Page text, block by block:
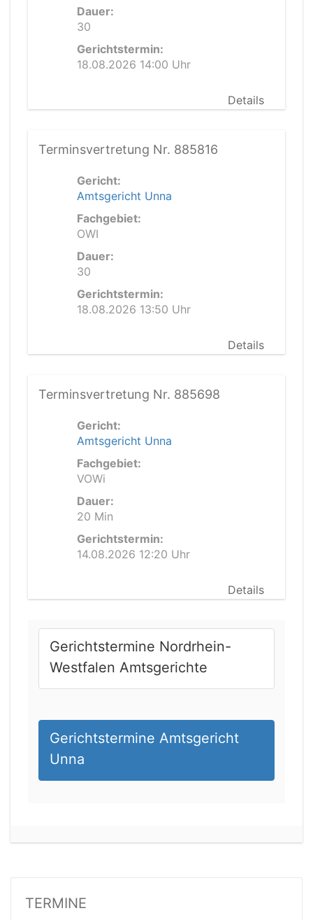
Dauer:
30
Gerichtstermin:
18.08.2026 14:00 Uhr
Details
Terminsvertretung Nr. 885816
Gericht:
Amtsgericht Unna
Fachgebiet:
OWI
Dauer:
30
Gerichtstermin:
18.08.2026 13:50 Uhr
Details
Terminsvertretung Nr. 885698
Gericht:
Amtsgericht Unna
Fachgebiet:
VOWi
Dauer:
20 Min
Gerichtstermin:
14.08.2026 12:20 Uhr
Details
Gerichtstermine Nordrhein-
Westfalen Amtsgerichte
Gerichtstermine Amtsgericht
Unna
TERMINE
Dauer: 15min